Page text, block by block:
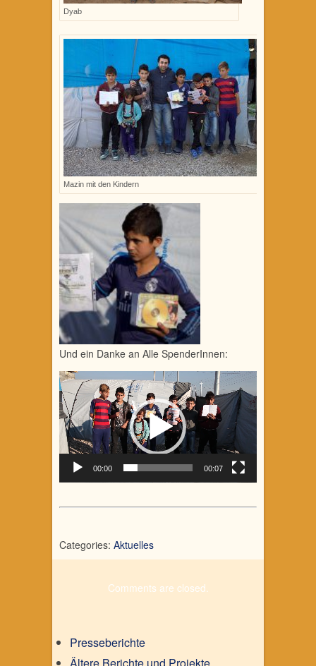
Dyab
Mazin mit den Kindern
Und ein Danke an Alle SpenderInnen:
Video-
Player
00:00 00:07
Categories: Aktuelles
Comments are closed.
Presseberichte